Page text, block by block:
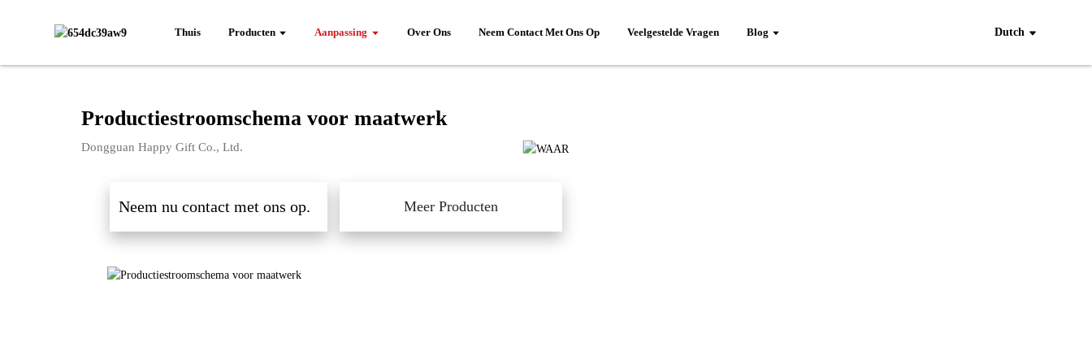
Thuis Producten Aanpassing Over Ons Neem Contact Met Ons Op Veelgestelde Vragen Blog Dutch
Productiestroomschema voor maatwerk
Dongguan Happy Gift Co., Ltd.
Neem nu contact met ons op. Meer Producten